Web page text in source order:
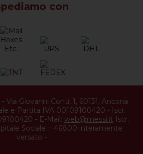
con
- Via Giovanni Conti, 1, 60131, Ancona
e Partita IVA 00109100420 - Iscr.
- E-Mail: web@messi.it Iscr.
Sociale ¬ 46800 interamente
versato -